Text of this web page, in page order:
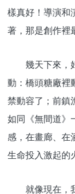
樣真好！導演和
著，那是創作裡
幾天下來，好
動：橋頭糖廠裡
禁動容了；前鎮
如同《無間道》
感，在畫廊、在
生命投入激起的
就像現在，我